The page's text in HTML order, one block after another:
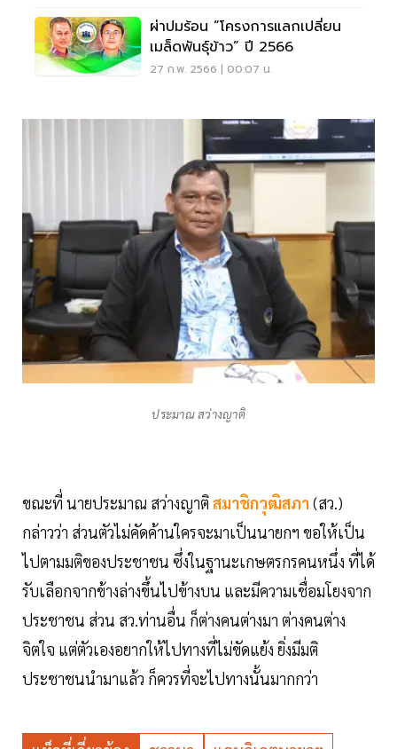
ผ่าปมร้อน “โครงการแลกเปลี่ยน
เมล็ดพันธุ์ข้าว” ปี 2566
27 ก.พ. 2566 | 00:07 น.
ประมาณ สว่างญาติ
ขณะที่ นายประมาณ สว่างญาติสมาชิกวุฒิสภา (สว.)
กล่าวว่า ส่วนตัวไม่คัดค้านใครจะมาเป็นนายกฯ ขอให้เป็น
ไปตามมติของประชาชน ซึ่งในฐานะเกษตรกรคนหนึ่ง ที่ได้
รับเลือกจากข้างล่างขึ้นไปข้างบน และมีความเชื่อมโยงจาก
ประชาชน ส่วน สว.ท่านอื่น ก็ต่างคนต่างมา ต่างคนต่าง
จิตใจ แต่ตัวเองอยากให้ไปทางที่ไม่ขัดแย้ง ยิ่งมีมติ
ประชาชนนำมาแล้ว ก็ควรที่จะไปทางนั้นมากกว่า